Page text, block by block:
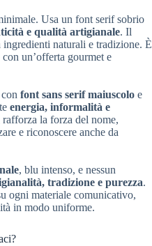
Usa un font serif sobrio
e qualità artigianale. Il
naturali e tradizione. È
un’offerta gourmet e
font sans serif maiuscolo e
energia, informalità e
rafforza la forza del nome,
e riconoscere anche da
, blu intenso, e nessun
tradizione e purezza.
ogni materiale comunicativo,
in modo uniforme.